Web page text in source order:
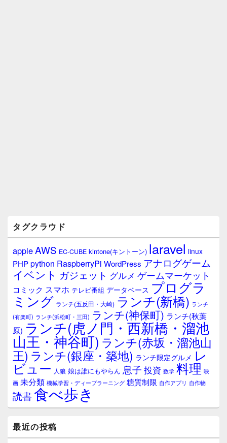
タグクラウド
appleAWS EC-CUBE kintone(キントーン) laravel linux
PHPpython RaspberryPi WordPress アナログゲーム
イベント ガジェット グルメ ゲームマーケット
コミック スマホ テレビ番組 データベース プログラ
ミング ランチ(五反田・大崎) ランチ(新橋) ランチ
(有楽町) ランチ(浜松町・三田) ランチ(神保町) ランチ(秋葉
原) ランチ(虎ノ門・西新橋・溜池
山王・神谷町) ランチ(赤坂・溜池山
王) ランチ(銀座・築地) ランチ限定グルメ レ
ビュー 人狼 娘は誰にもやらん 息子 投資 数学 料理 映
画 未分類 機械学習・ディープラーニング 糖質制限 自作アプリ 自作物
読書食べ歩き
最近の投稿